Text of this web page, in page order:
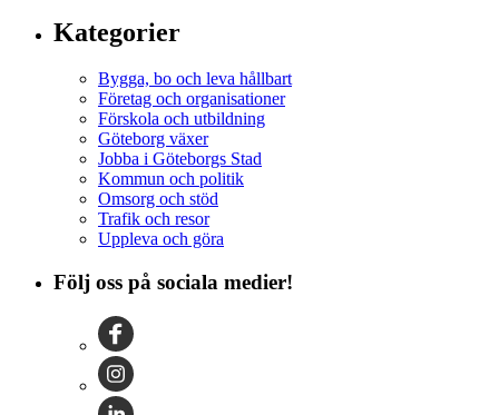
Kategorier
Bygga, bo och leva hållbart
Företag och organisationer
Förskola och utbildning
Göteborg växer
Jobba i Göteborgs Stad
Kommun och politik
Omsorg och stöd
Trafik och resor
Uppleva och göra
Följ oss på sociala medier!